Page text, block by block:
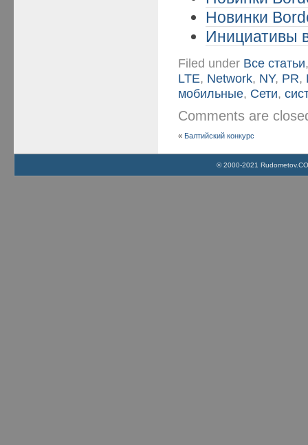
Новинки
Инициативы
Filed under Все статьи
LTE, Network, NY, PR,
мобильные, Сети,
Comments are
« Балтийский конкурс
© 2000-2021